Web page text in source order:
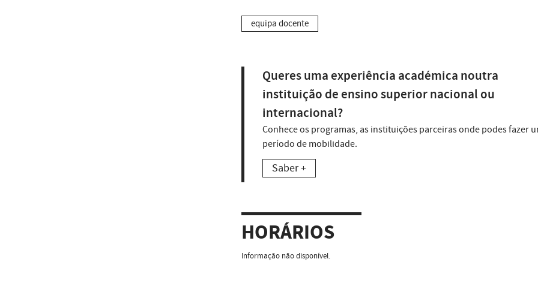
equipa docente
Queres uma experiência académica noutra
instituição de ensino superior nacional ou
internacional?
Conhece os programas, as instituições parceiras onde podes fazer
período de mobilidade.
Saber +
HORÁRIOS
Informação não disponível.